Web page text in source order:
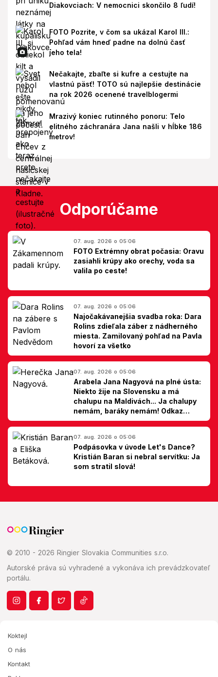
Diakovciach: V nemocnici skončilo 8 ľudí!
FOTO Pozrite, v čom sa ukázal Karol III.:
Pohľad vám hneď padne na dolnú časť
jeho tela!
Nečakajte, zbaľte si kufre a cestujte na
vlastnú päsť! TOTO sú najlepšie destinácie
na rok 2026 ocenené travelblogermi
Mrazivý koniec rutinného ponoru: Telo
elitného záchranára Jana našli v hĺbke 186
metrov!
Odporúčame
07. aug. 2026 o 05:06
FOTO Extrémny obrat počasia: Oravu
zasiahli krúpy ako orechy, voda sa
valila po ceste!
07. aug. 2026 o 05:06
Najočakávanejšia svadba roka: Dara
Rolins zdieľala záber z nádherného
miesta. Zamilovaný pohľad na Pavla
hovorí za všetko
07. aug. 2026 o 05:06
Arabela Jana Nagyová na plné ústa:
Niekto žije na Slovensku a má
chalupu na Maldivách... Ja chalupy
nemám, baráky nemám! Odkaz
Slovákom
07. aug. 2026 o 05:06
Podpásovka v úvode Let's Dance?
Kristián Baran si nebral servítku: Ja
som stratil slová!
© 2010 - 2026 Ringier Slovakia Communities s.r.o.
Autorské práva sú vyhradené a vykonáva ich prevádzkovateľ
portálu.
Koktejl
O nás
Kontakt